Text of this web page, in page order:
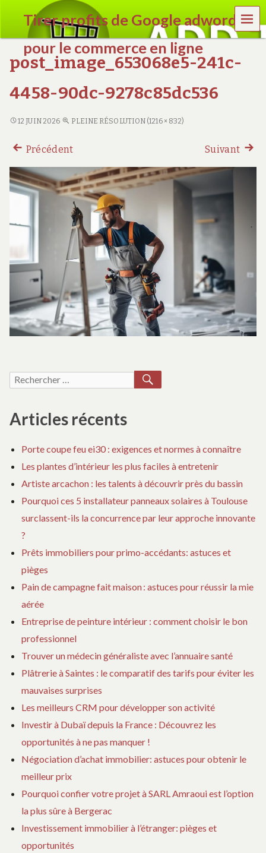
Tirer profits de Google adwords
pour le commerce en ligne
e
l
g
n
c
m
m
e
e
o
m
MEN
U
post_image_653068e5-241c-
4458-90dc-9278c85dc536
12 JUIN 2026 PLEINE RÉSOLUTION (1216 × 832)
Précédent Suivant
Recherche
Articles récents
Porte coupe feu ei30 : exigences et normes à connaître
Les plantes d’intérieur les plus faciles à entretenir
Artiste arcachon : les talents à découvrir près du bassin
Pourquoi ces 5 installateur panneaux solaires à Toulouse
surclassent-ils la concurrence par leur approche innovante
?
Prêts immobiliers pour primo-accédants: astuces et
pièges
Pain de campagne fait maison : astuces pour réussir la mie
aérée
Entreprise de peinture intérieur : comment choisir le bon
professionnel
Trouver un médecin généraliste avec l’annuaire santé
Plâtrerie à Saintes : le comparatif des tarifs pour éviter les
mauvaises surprises
Les meilleurs CRM pour développer son activité
Investir à Dubaï depuis la France : Découvrez les
opportunités à ne pas manquer !
Négociation d’achat immobilier: astuces pour obtenir le
meilleur prix
Pourquoi confier votre projet à SARL Amraoui est l’option
la plus sûre à Bergerac
Investissement immobilier à l’étranger: pièges et
opportunités